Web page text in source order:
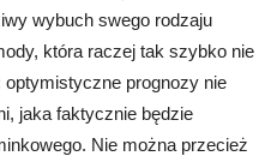
wybuch swego rodzaju
która raczej tak szybko nie
prognozy nie
jaka faktycznie będzie
Nie można przecież